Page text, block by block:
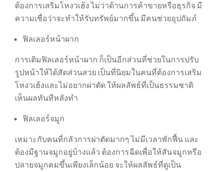
ต้องการเสริมโหงวเฮ้ง ไม่ว่าด้านการค้าขายหรือธุรกิจ มี
ความเชื่อว่าจะทำให้รับทรัพย์มากขึ้น มีคนช่วยอุปถัมภ์
ฟิลเลอร์หน้าผาก
การเติมฟิลเลอร์หน้าผาก ก็เป็นอีกส่วนที่ช่วยในการปรับ
รูปหน้าให้ได้สัดส่วนสวย เป็นที่นิยมในคนที่ต้องการเสริม
โหงวเฮ้งและไม่อยากผ่าตัด ให้ผลลัพธ์ที่เป็นธรรมชาติ
เห็นผลทันทีหลังทำ
ฟิลเลอร์จมูก
เหมาะกับคนที่กลัวการผ่าตัดมากๆ ไม่มีเวลาพักฟื้น และ
ต้องมีฐานจมูกอยู่บ้างแล้ว ต้องการฉีดเพื่อให้สันจมูกหรือ
ปลายจมูกคมขึ้นเพียงเล็กน้อย จะให้ผลลัพธ์ที่ดูเป็น